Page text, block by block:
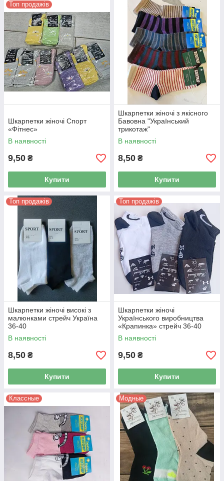
Топ продажів
Шкарпетки жіночі Спорт
«Фітнес»
В наявності
9,50 ₴
Купити
Шкарпетки жіночі з якісного
Бавовна "Український
трикотаж"
В наявності
8,50 ₴
Купити
Топ продажів
Шкарпетки жіночі високі з
малюнками стрейч Україна
36-40
В наявності
8,50 ₴
Купити
Топ продажів
Шкарпетки жіночі
Українського виробництва
«Крапинка» стрейч 36-40
В наявності
9,50 ₴
Купити
Классные Модные